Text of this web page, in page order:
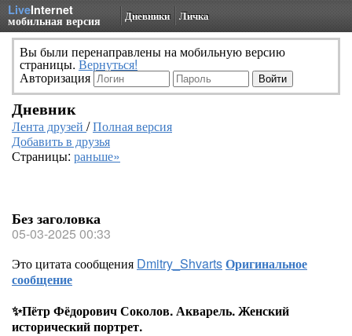
LiveInternet
мобильная версия Дневники Личка
Вы были перенаправлены на мобильную версию
страницы. Вернуться!
Авторизация
Дневник
Лента друзей /Полная версия
Добавить в друзья
Страницы: раньше»
Без заголовка
05-03-2025 00:33
Это цитата сообщения Dmitry_ShvartsОригинальное
сообщение
✨Пётр Фёдорович Соколов. Акварель. Женский
исторический портрет.